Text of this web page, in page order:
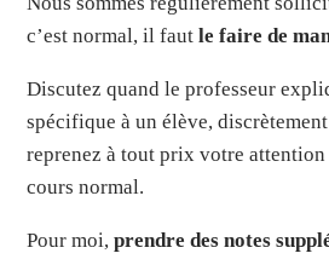
c’est normal, il fautle faire de
Discutez quand le professeur
spécifique à un élève,
reprenez à tout prix votre
cours normal.
Pour moi,prendre des notes